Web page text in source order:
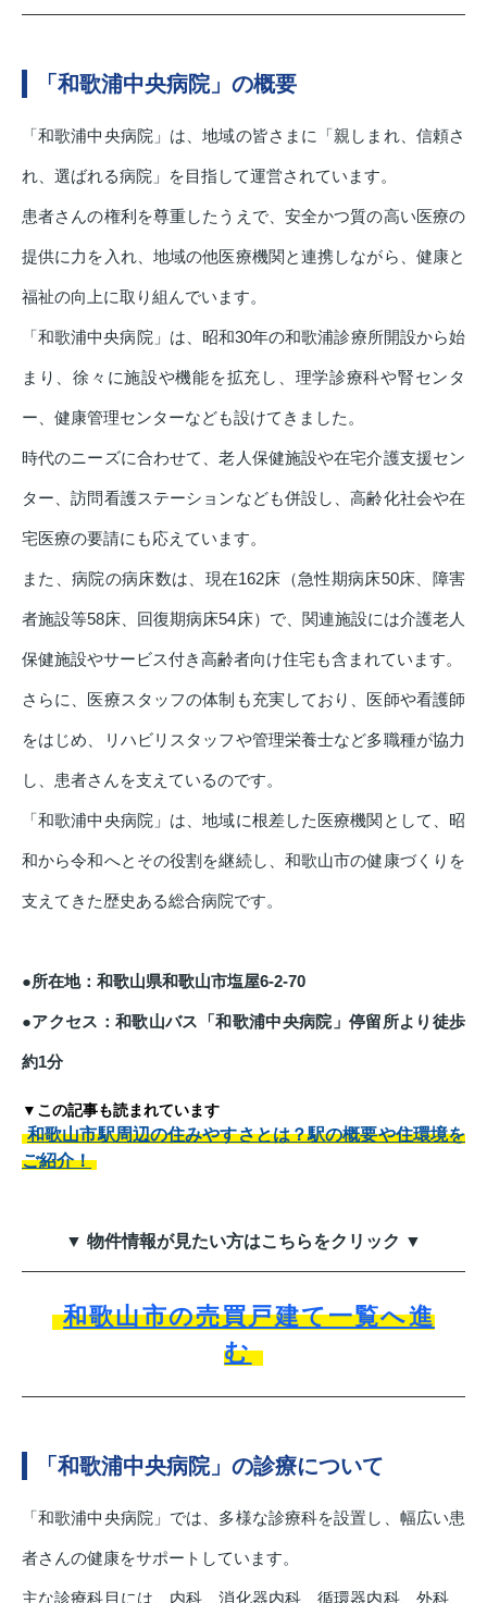
「和歌浦中央病院」の概要
「和歌浦中央病院」は、地域の皆さまに「親しまれ、信頼さ
れ、選ばれる病院」を目指して運営されています。
患者さんの権利を尊重したうえで、安全かつ質の高い医療の
提供に力を入れ、地域の他医療機関と連携しながら、健康と
福祉の向上に取り組んでいます。
「和歌浦中央病院」は、昭和30年の和歌浦診療所開設から始
まり、徐々に施設や機能を拡充し、理学診療科や腎センタ
ー、健康管理センターなども設けてきました。
時代のニーズに合わせて、老人保健施設や在宅介護支援セン
ター、訪問看護ステーションなども併設し、高齢化社会や在
宅医療の要請にも応えています。
また、病院の病床数は、現在162床（急性期病床50床、障害
者施設等58床、回復期病床54床）で、関連施設には介護老人
保健施設やサービス付き高齢者向け住宅も含まれています。
さらに、医療スタッフの体制も充実しており、医師や看護師
をはじめ、リハビリスタッフや管理栄養士など多職種が協力
し、患者さんを支えているのです。
「和歌浦中央病院」は、地域に根差した医療機関として、昭
和から令和へとその役割を継続し、和歌山市の健康づくりを
支えてきた歴史ある総合病院です。
●所在地：和歌山県和歌山市塩屋6-2-70
●アクセス：和歌山バス「和歌浦中央病院」停留所より徒歩
約1分
▼この記事も読まれています
和歌山市駅周辺の住みやすさとは？駅の概要や住環境を
ご紹介！
▼ 物件情報が見たい方はこちらをクリック ▼
和歌山市の売買戸建て一覧へ進
む
「和歌浦中央病院」の診療について
「和歌浦中央病院」では、多様な診療科を設置し、幅広い患
者さんの健康をサポートしています。
主な診療科目には、内科、消化器内科、循環器内科、外科、